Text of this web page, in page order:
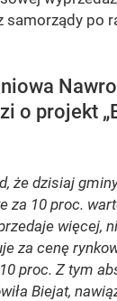
samorządy po
o projekt
że dzisiaj
za 10 proc.
więcej,
za cenę
proc. Z tym
Biejat,